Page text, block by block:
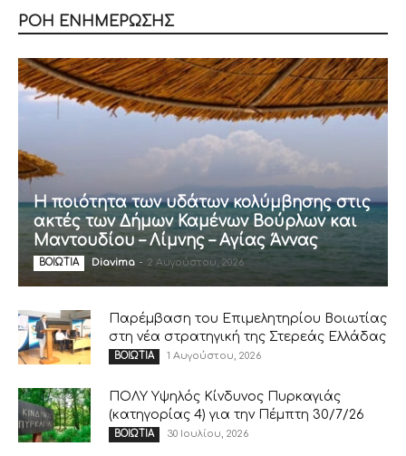
ΡΟΗ ΕΝΗΜΕΡΩΣΗΣ
Η ποιότητα των υδάτων κολύμβησης στις
ακτές των Δήμων Καμένων Βούρλων και
Μαντουδίου – Λίμνης – Αγίας Άννας
ΒΟΙΩΤΙΑ Diavima - 2 Αυγούστου, 2026
Παρέμβαση του Επιμελητηρίου Βοιωτίας
στη νέα στρατηγική της Στερεάς Ελλάδας
ΒΟΙΩΤΙΑ 1 Αυγούστου, 2026
ΠΟΛΥ Υψηλός Κίνδυνος Πυρκαγιάς
(κατηγορίας 4) για την Πέμπτη 30/7/26
ΒΟΙΩΤΙΑ 30 Ιουλίου, 2026